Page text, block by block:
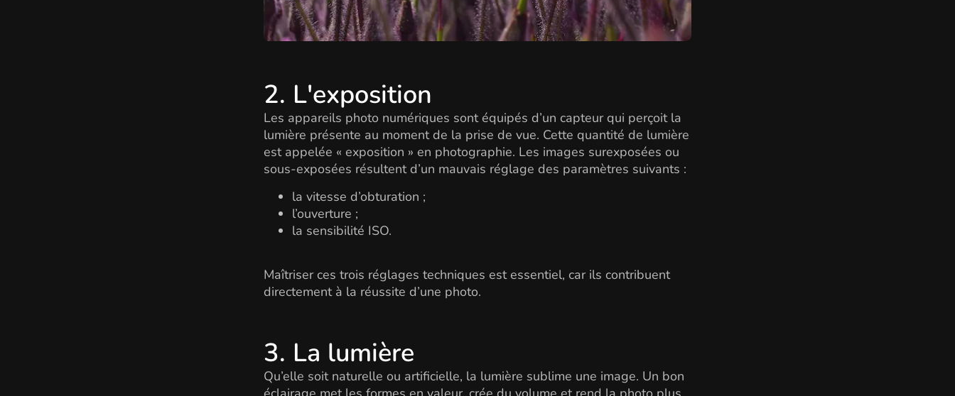
2. L'exposition
Les appareils photo numériques sont équipés d’un capteur qui perçoit la
lumière présente au moment de la prise de vue. Cette quantité de lumière
est appelée « exposition » en photographie. Les images surexposées ou
sous-exposées résultent d’un mauvais réglage des paramètres suivants :
la vitesse d’obturation ;
l’ouverture ;
la sensibilité ISO.
Maîtriser ces trois réglages techniques est essentiel, car ils contribuent
directement à la réussite d’une photo.
3. La lumière
Qu’elle soit naturelle ou artificielle, la lumière sublime une image. Un bon